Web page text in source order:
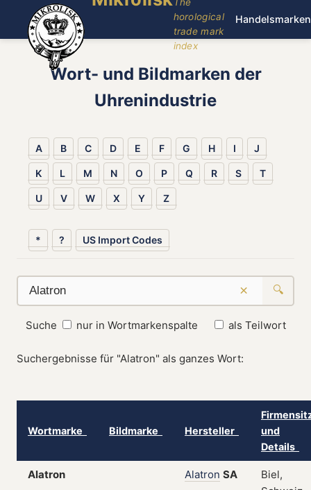
horological
trade mark
index
Handelsmarken
Wort- und Bildmarken der
Uhrenindustrie
A B C D E F G H I J
K L M N O P Q R S T
U V W X Y Z
* ? US Import Codes
× 🔍
Suche nur in Wortmarkenspalte als Teilwort
Suchergebnisse für "Alatron" als ganzes Wort:
Wortmarke Bildmarke Hersteller
und
Details
Alatron Alatron SA
Biel,